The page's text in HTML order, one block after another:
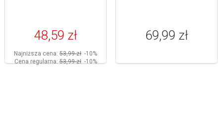
48,59 zł
Najniższa cena: 53,99 zł -10%
Cena regularna:53,99 zł -10%
69,99 zł